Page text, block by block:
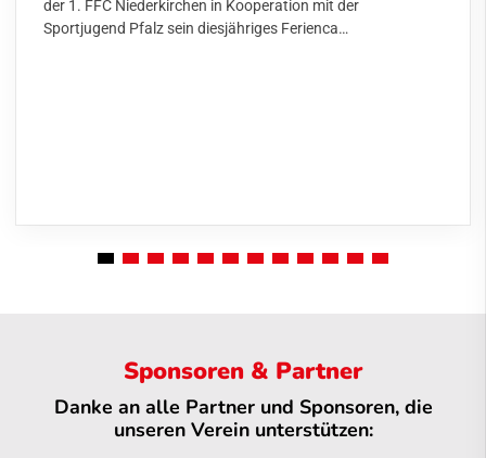
der 1. FFC Niederkirchen in Kooperation mit der
Sportjugend Pfalz sein diesjähriges Ferienca…
Sponsoren & Partner
Danke an alle Partner und Sponsoren, die
unseren Verein unterstützen: